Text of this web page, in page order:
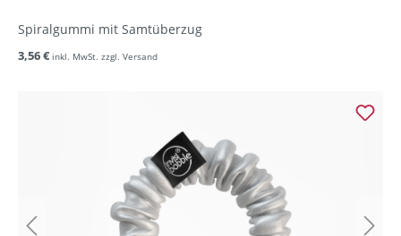
Spiralgummi mit Samtüberzug
3,56 € inkl. MwSt. zzgl. Versand